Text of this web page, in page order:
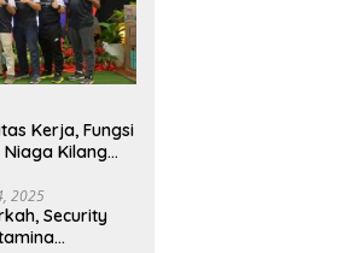
Kerja, Fungsi
Kilang
2025
Security